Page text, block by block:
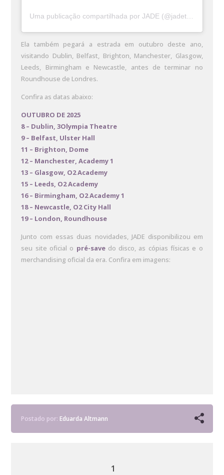
Ela também pegará a estrada em outubro deste ano,
visitando Dublin, Belfast, Brighton, Manchester, Glasgow,
Leeds, Birmingham e Newcastle, antes de terminar no
Roundhouse de Londres.
Confira as datas abaixo:
OUTUBRO DE 2025
8 – Dublin, 3Olympia Theatre
9 – Belfast, Ulster Hall
11 – Brighton, Dome
12 – Manchester, Academy 1
13 – Glasgow, O2 Academy
15 – Leeds, O2 Academy
16 – Birmingham, O2 Academy 1
18 – Newcastle, O2 City Hall
19 – London, Roundhouse
Junto com essas duas novidades, JADE disponibilizou em
seu site oficial o pré-savedo disco, as cópias físicas e o
merchandising oficial da era. Confira em imagens:
Postado por:Eduarda Altmann
1